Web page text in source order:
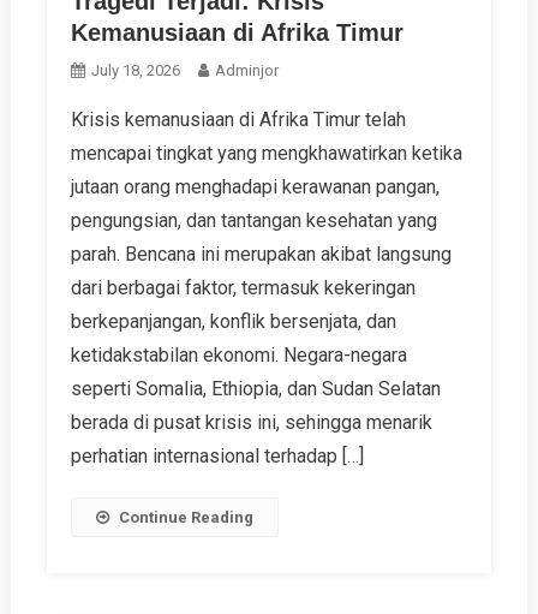
Kemanusiaan di Afrika Timur
July 18, 2026 Adminjor
Krisis kemanusiaan di Afrika Timur telah
mencapai tingkat yang mengkhawatirkan ketika
jutaan orang menghadapi kerawanan pangan,
pengungsian, dan tantangan kesehatan yang
parah. Bencana ini merupakan akibat langsung
dari berbagai faktor, termasuk kekeringan
berkepanjangan, konflik bersenjata, dan
ketidakstabilan ekonomi. Negara-negara
seperti Somalia, Ethiopia, dan Sudan Selatan
berada di pusat krisis ini, sehingga menarik
perhatian internasional terhadap […]
Continue Reading